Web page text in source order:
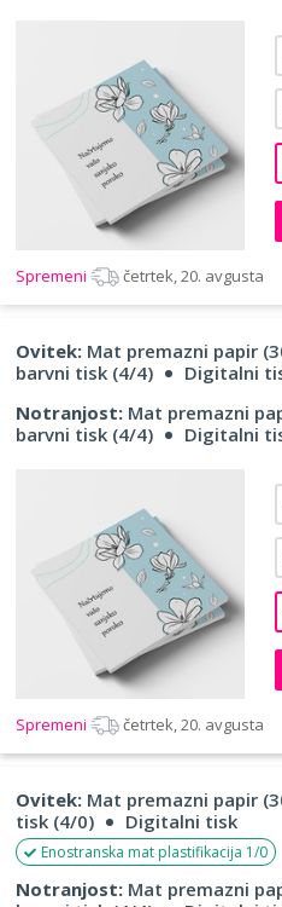
Spremeni četrtek, 20. avgusta
Ovitek: Mat premazni papir
barvni tisk (4/4)
Digitalni
Notranjost: Mat premazni
barvni tisk (4/4)
Digitalni
Spremeni četrtek, 20. avgusta
Ovitek: Mat premazni papir
tisk (4/0)
Digitalni tisk
Enostranska mat plastifikacija 1/0
Notranjost: Mat premazni